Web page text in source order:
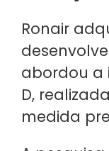
Ronair
abordou a
D,
medida